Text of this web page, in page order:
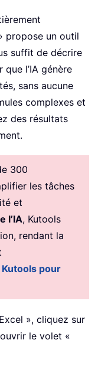
propose un outil
suffit de décrire
l’IA génère
sans aucune
complexes et
des résultats
300
les tâches
et
l’IA, Kutools
rendant la
pour
», cliquez sur
le volet «